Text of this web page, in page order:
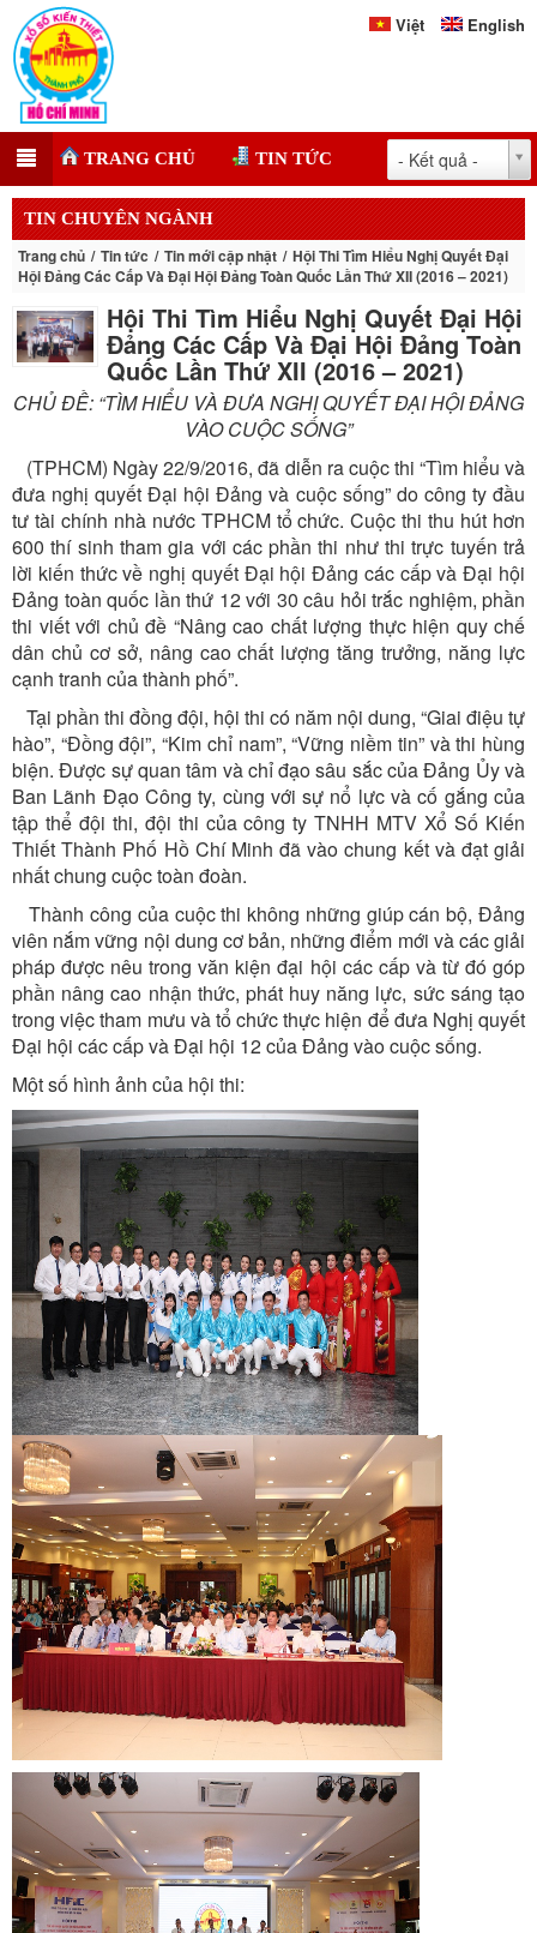
Việt English
TRANG CHỦ TIN TỨC - Kết quả -
TIN CHUYÊN NGÀNH
Trang chủ Tin tức Tin mới cập nhật
Hội Thi Tìm Hiểu Nghị Quyết Đại
Hội Đảng Các Cấp Và Đại Hội Đảng Toàn Quốc Lần Thứ XII (2016 – 2021)
Hội Thi Tìm Hiểu Nghị Quyết Đại Hội
Đảng Các Cấp Và Đại Hội Đảng Toàn
Quốc Lần Thứ XII (2016 – 2021)
CHỦ ĐỀ: “TÌM HIỂU VÀ ĐƯA NGHỊ QUYẾT ĐẠI HỘI ĐẢNG
VÀO CUỘC SỐNG”
(TPHCM) Ngày 22/9/2016, đã diễn ra cuộc thi “Tìm hiểu và
đưa nghị quyết Đại hội Đảng và cuộc sống” do công ty đầu
tư tài chính nhà nước TPHCM tổ chức. Cuộc thi thu hút hơn
600 thí sinh tham gia với các phần thi như thi trực tuyến trả
lời kiến thức về nghị quyết Đại hội Đảng các cấp và Đại hội
Đảng toàn quốc lần thứ 12 với 30 câu hỏi trắc nghiệm, phần
thi viết với chủ đề “Nâng cao chất lượng thực hiện quy chế
dân chủ cơ sở, nâng cao chất lượng tăng trưởng, năng lực
cạnh tranh của thành phố”.
Tại phần thi đồng đội, hội thi có năm nội dung, “Giai điệu tự
hào”, “Đồng đội”, “Kim chỉ nam”, “Vững niềm tin” và thi hùng
biện. Được sự quan tâm và chỉ đạo sâu sắc của Đảng Ủy và
Ban Lãnh Đạo Công ty, cùng với sự nổ lực và cố gắng của
tập thể đội thi, đội thi của công ty TNHH MTV Xổ Số Kiến
Thiết Thành Phố Hồ Chí Minh đã vào chung kết và đạt giải
nhất chung cuộc toàn đoàn.
Thành công của cuộc thi không những giúp cán bộ, Đảng
viên nắm vững nội dung cơ bản, những điểm mới và các giải
pháp được nêu trong văn kiện đại hội các cấp và từ đó góp
phần nâng cao nhận thức, phát huy năng lực, sức sáng tạo
trong việc tham mưu và tổ chức thực hiện để đưa Nghị quyết
Đại hội các cấp và Đại hội 12 của Đảng vào cuộc sống.
Một số hình ảnh của hội thi: